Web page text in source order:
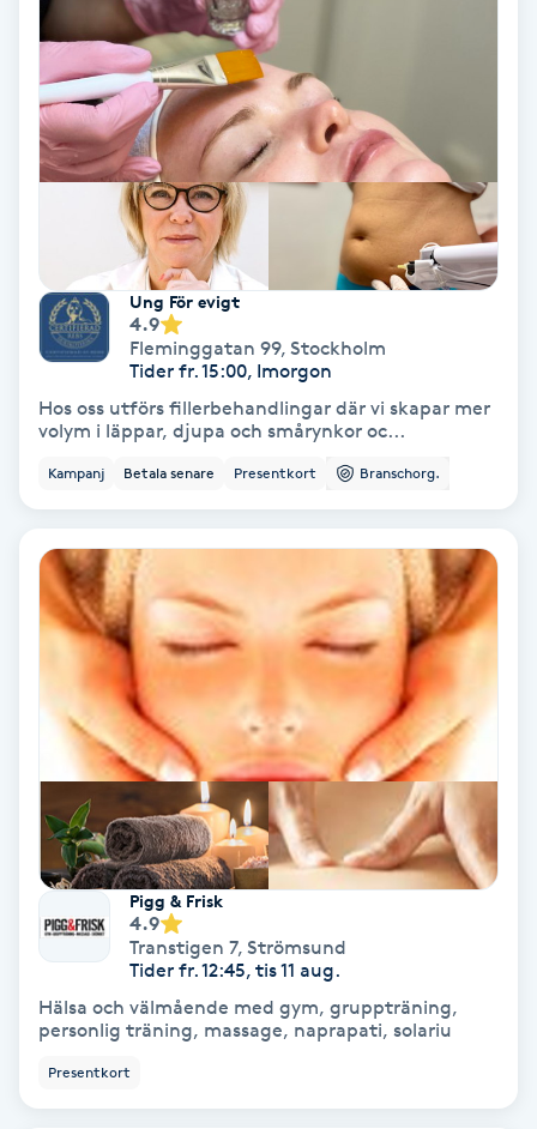
Regndroppsmassage
Reiki
Reikihealing
Reiki massage
Restorative Yoga
Rosacea
Rosenmetoden
Ryggmassage
Samtalsterapi
Senioryoga
Shiatsu
Singelfransar
Sjukgymnastik
Skalpmassage
Sklerosering
Skoinlägg
Ung För evigt
4.9
Fleminggatan 99, Stockholm
Tider fr. 15:00, Imorgon
Hos oss utförs fillerbehandlingar där vi skapar mer
volym i läppar, djupa och smårynkor oc...
Kampanj Betala senare Presentkort Branschorg.
Pigg & Frisk
4.9
Transtigen 7, Strömsund
Tider fr. 12:45, tis 11 aug.
Hälsa och välmående med gym, gruppträning,
personlig träning, massage, naprapati, solariu
Presentkort